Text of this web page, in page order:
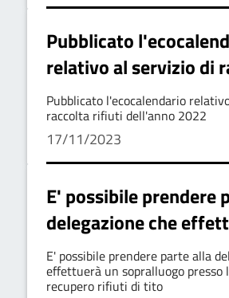
Pubblicato
relativo al servizio di
rifiuti dell'anno 2022
Pubblicato l'ecocalendario
raccolta rifiuti dell'anno 2022
17/11/2023
E' possibile prendere
delegazione che
sopralluogo presso
recupero rifiuti di tito
E' possibile prendere parte alla
effettuerà un sopralluogo presso
recupero rifiuti di tito